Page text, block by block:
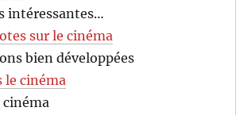
intéressantes…
sur le cinéma
bien développées
le cinéma
cinéma